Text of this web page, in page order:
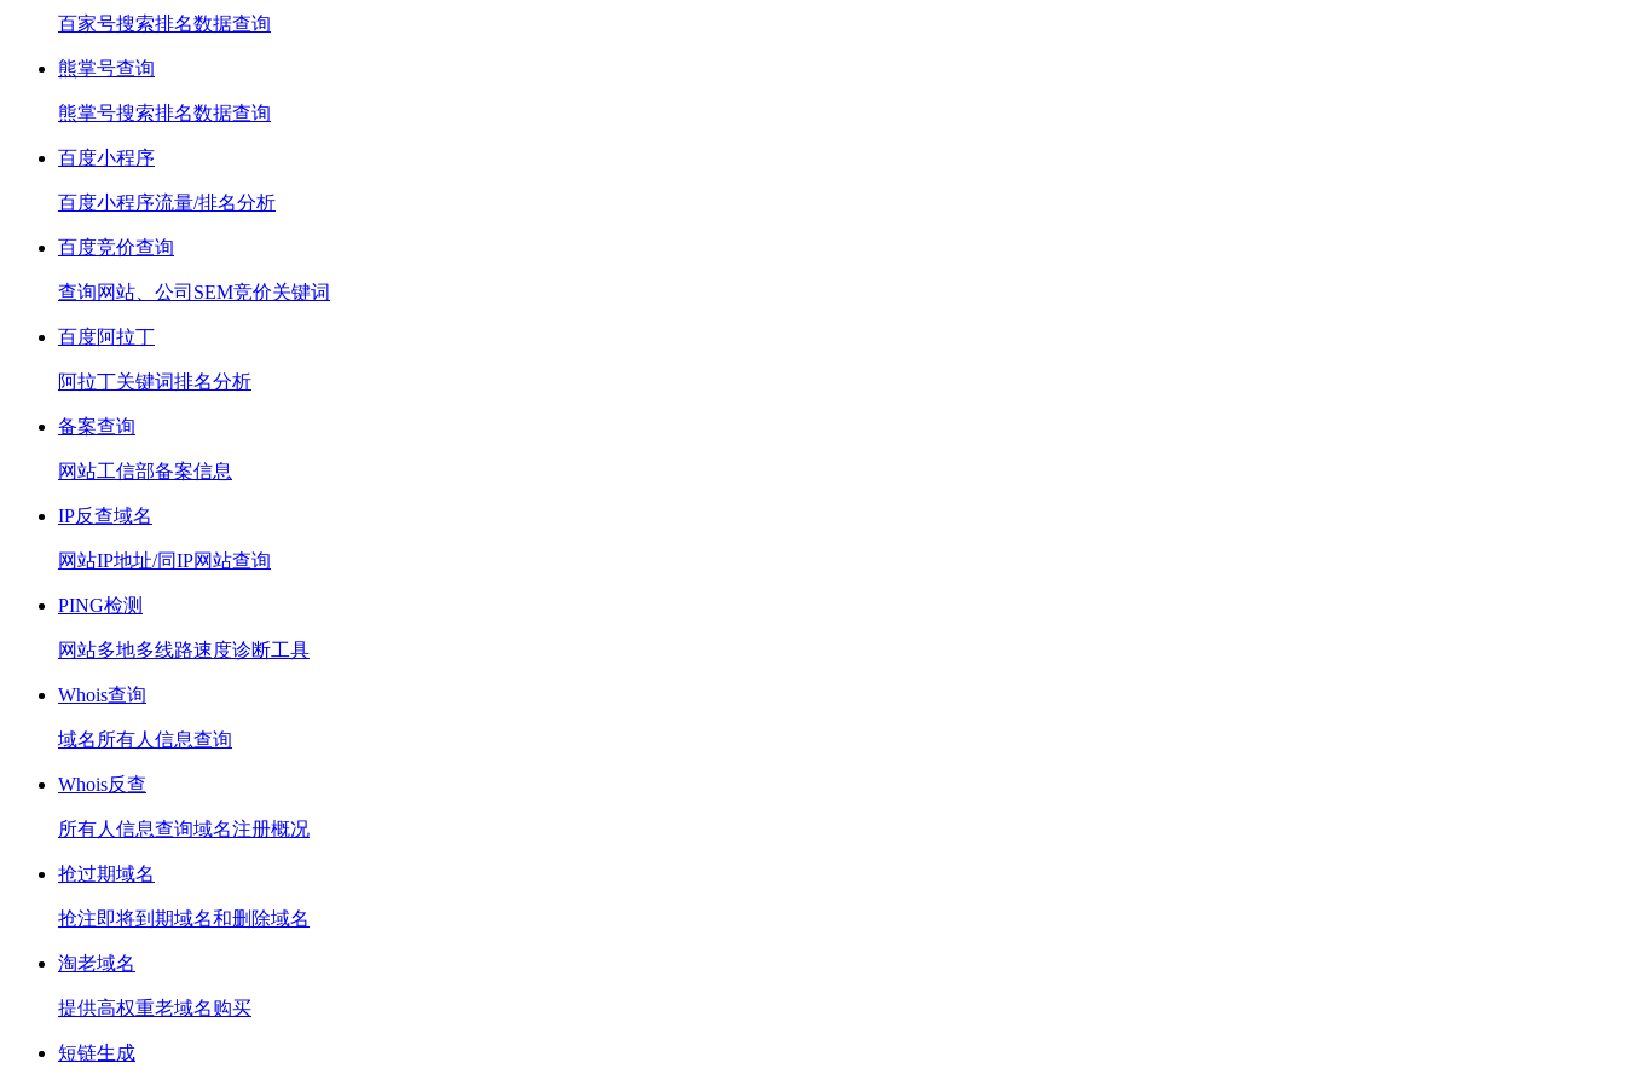
百家号搜索排名数据查询
熊掌号查询
熊掌号搜索排名数据查询
百度小程序
百度小程序流量/排名分析
百度竞价查询
查询网站、公司SEM竞价关键词
百度阿拉丁
阿拉丁关键词排名分析
备案查询
网站工信部备案信息
IP反查域名
网站IP地址/同IP网站查询
PING检测
网站多地多线路速度诊断工具
Whois查询
域名所有人信息查询
Whois反查
所有人信息查询域名注册概况
抢过期域名
抢注即将到期域名和删除域名
淘老域名
提供高权重老域名购买
短链生成